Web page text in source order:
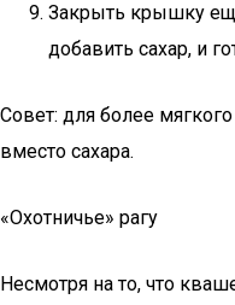
Закрыть крышку
добавить сахар, и
Совет: для более
вместо сахара.
«Охотничье» рагу
Несмотря на то, что